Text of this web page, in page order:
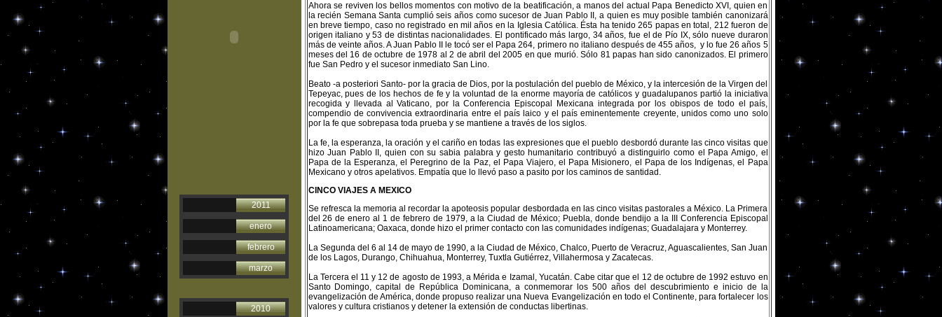
2011
enero
febrero
marzo
2010
Ahora se reviven los bellos momentos con motivo de la beatificación, a manos del actual Papa Benedicto XVI, quien en
la recién Semana Santa cumplió seis años como sucesor de Juan Pablo II, a quien es muy posible también canonizará
en breve tiempo, caso no registrado en mil años en la Iglesia Católica. Ésta ha tenido 265 papas en total, 212 fueron de
origen italiano y 53 de distintas nacionalidades. El pontificado más largo, 34 años, fue el de Pío IX, sólo nueve duraron
más de veinte años. A Juan Pablo II le tocó ser el Papa 264, primero no italiano después de 455 años, y lo fue 26 años 5
meses del 16 de octubre de 1978 al 2 de abril del 2005 en que murió. Sólo 81 papas han sido canonizados. El primero
fue San Pedro y el sucesor inmediato San Lino.
Beato -a posteriori Santo- por la gracia de Dios, por la postulación del pueblo de México, y la intercesión de la Virgen del
Tepeyac, pues de los hechos de fe y la voluntad de la enorme mayoría de católicos y guadalupanos partió la iniciativa
recogida y llevada al Vaticano, por la Conferencia Episcopal Mexicana integrada por los obispos de todo el país,
compendio de convivencia extraordinaria entre el país laico y el país eminentemente creyente, unidos como uno solo
por la fe que sobrepasa toda prueba y se mantiene a través de los siglos.
La fe, la esperanza, la oración y el cariño en todas las expresiones que el pueblo desbordó durante las cinco visitas que
hizo Juan Pablo II, quien con su sabia palabra y gesto humanitario contribuyó a distinguirlo como el Papa Amigo, el
Papa de la Esperanza, el Peregrino de la Paz, el Papa Viajero, el Papa Misionero, el Papa de los Indígenas, el Papa
Mexicano y otros apelativos. Empatía que lo llevó paso a pasito por los caminos de santidad.
CINCO VIAJES A MEXICO
Se refresca la memoria al recordar la apoteosis popular desbordada en las cinco visitas pastorales a México. La Primera
del 26 de enero al 1 de febrero de 1979, a la Ciudad de México; Puebla, donde bendijo a la III Conferencia Episcopal
Latinoamericana; Oaxaca, donde hizo el primer contacto con las comunidades indígenas; Guadalajara y Monterrey.
La Segunda del 6 al 14 de mayo de 1990, a la Ciudad de México, Chalco, Puerto de Veracruz, Aguascalientes, San Juan
de los Lagos, Durango, Chihuahua, Monterrey, Tuxtla Gutiérrez, Villahermosa y Zacatecas.
La Tercera el 11 y 12 de agosto de 1993, a Mérida e Izamal, Yucatán. Cabe citar que el 12 de octubre de 1992 estuvo en
Santo Domingo, capital de República Dominicana, a conmemorar los 500 años del descubrimiento e inicio de la
evangelización de América, donde propuso realizar una Nueva Evangelización en todo el Continente, para fortalecer los
valores y cultura cristianos y detener la extensión de conductas libertinas.